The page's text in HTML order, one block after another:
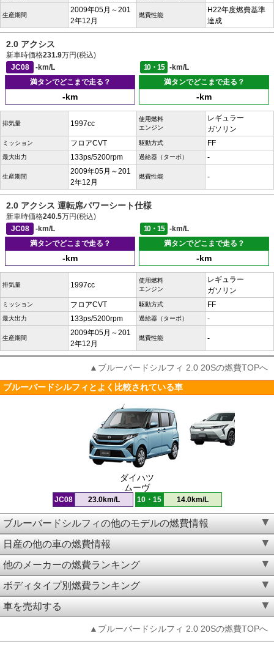
生産期間
2009年05月～201
2年12月
燃費性能
H22年度燃費基準
達成
2.0 アクシス
新車時価格231.9万円(税込)
JC08
-km/L 10・15
-km/L
満タンでどこまで走る？
-km
満タンでどこまで走る？
-km
排気量 1997cc
使用燃料
エンジン
レギュラー
ガソリン
ミッション フロアCVT 駆動方式 FF
最大出力 133ps/5200rpm 過給器（ターボ） -
生産期間
2009年05月～201
2年12月
燃費性能 -
2.0 アクシス 運転席パワーシート仕様
新車時価格240.5万円(税込)
JC08
-km/L 10・15
-km/L
満タンでどこまで走る？
-km
満タンでどこまで走る？
-km
排気量 1997cc
使用燃料
エンジン
レギュラー
ガソリン
ミッション フロアCVT 駆動方式 FF
最大出力 133ps/5200rpm 過給器（ターボ） -
生産期間
2009年05月～201
2年12月
燃費性能 -
▲ブルーバードシルフィ 2.0 20Sの燃費TOPへ
ブルーバードシルフィとよく比較されている車
ダイハツ
ムーヴ
JC08 23.0km/L 10・15 14.0km/L
ブルーバードシルフィの他のモデルの燃費情報
日産の他の車の燃費情報
他のメーカーの燃費ランキング
ボディタイプ別燃費ランキング
車を売却する
▲ブルーバードシルフィ 2.0 20Sの燃費TOPへ